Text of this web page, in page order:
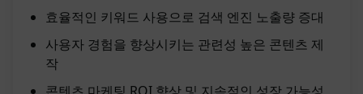
효율적인 키워드 사용으로 검색 엔진 노출량 증대
사용자 경험을 향상시키는 관련성 높은 콘텐츠 제
작